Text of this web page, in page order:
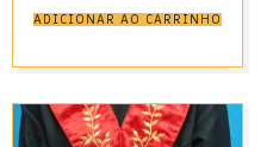
ADICIONAR AO CARRINHO